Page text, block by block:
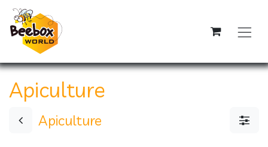
Se rendre au contenu
Apiculture
Apiculture